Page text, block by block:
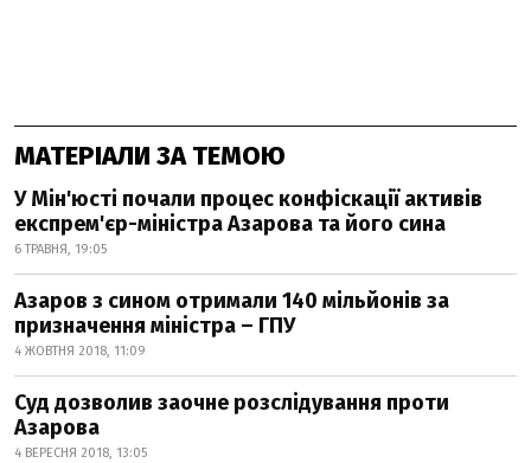
МАТЕРІАЛИ ЗА ТЕМОЮ
У Мін'юсті почали процес конфіскації активів
експрем'єр-міністра Азарова та його сина
6 ТРАВНЯ, 19:05
Азаров з сином отримали 140 мільйонів за
призначення міністра – ГПУ
4 ЖОВТНЯ 2018, 11:09
Суд дозволив заочне розслідування проти
Азарова
4 ВЕРЕСНЯ 2018, 13:05